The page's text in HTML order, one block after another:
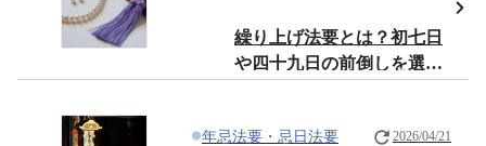
繰り上げ法要とは？初七日
や四十九日の前倒しを選ぶ
年忌法要・忌日法要 2026/04/21